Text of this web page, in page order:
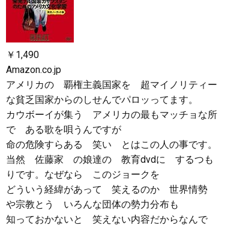
￥1,490
Amazon.co.jp
アメリカの 覇権主義国家を 超マイノリティー
な貧乏国家からのしせんでパロッってます。
カウボーイが集う アメリカの最もマッチョな所
で ある歌を唄うんですが
命の危険すらある 笑い とはこの人の事です。
当然 佐藤家 の娘達の 教育dvdに するつも
りです。なぜなら このジョークを
どういう経緯があって 笑えるのか 世界情勢
や宗教とう いろんな団体の勢力分布も
知っておかないと 笑えない内容だからなんで